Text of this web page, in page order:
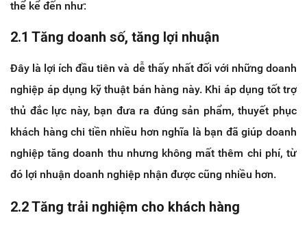
thể kể đến như:
2.1 Tăng doanh số, tăng lợi nhuận
Đây là lợi ích đầu tiên và dễ thấy nhất đối với những doanh
nghiệp áp dụng kỹ thuật bán hàng này. Khi áp dụng tốt trợ
thủ đắc lực này, bạn đưa ra đúng sản phẩm, thuyết phục
khách hàng chi tiền nhiều hơn nghĩa là bạn đã giúp doanh
nghiệp tăng doanh thu nhưng không mất thêm chi phí, từ
đó lợi nhuận doanh nghiệp nhận được cũng nhiều hơn.
2.2 Tăng trải nghiệm cho khách hàng